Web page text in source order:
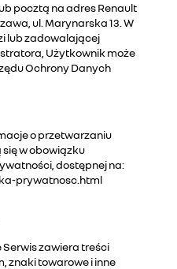
pocztą na adres Renault
ul. Marynarska 13. W
lub zadowalającej
Użytkownik może
Ochrony Danych
o przetwarzaniu
w obowiązku
dostępnej na:
prywatnosc.html
Serwis zawiera treści
znaki towarowe i inne